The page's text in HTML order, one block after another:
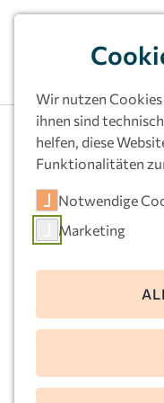
Kath.
ng St.
Kurl
Werimboldstr. 6
Wir nutzen Cookies
ihnen sind
helfen, diese
Funktionalitäten
Notwendige
Marketing